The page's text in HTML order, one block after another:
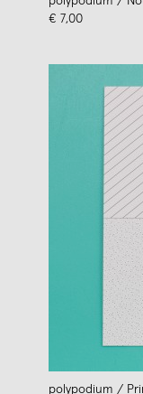
€ 7,00
polypodium /